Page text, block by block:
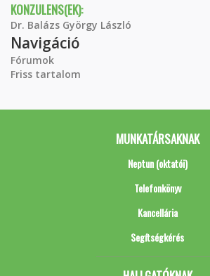
KONZULENS(EK):
Dr. Balázs György László
Navigáció
Fórumok
Friss tartalom
MUNKATÁRSAKNAK
Neptun (oktatói)
Telefonkönyv
Kancellária
Segítségkérés